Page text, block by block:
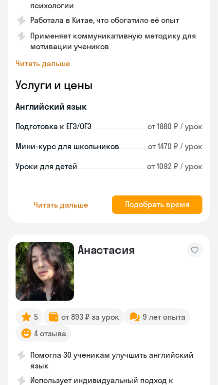
психологии
Работала в Китае, что обогатило её опыт
Применяет коммуникативную методику для
мотивации учеников
Читать дальше
Услуги и цены
Английский язык
Подготовка к ЕГЭ/ОГЭ от 1880 ₽ / урок
Мини-курс для школьников от 1470 ₽ / урок
Уроки для детей от 1092 ₽ / урок
Читать дальше Подобрать время
Анастасия
5 от 893 ₽ за урок
9 лет опыта
4 отзыва
Помогла 30 ученикам улучшить английский
язык
Использует индивидуальный подход к